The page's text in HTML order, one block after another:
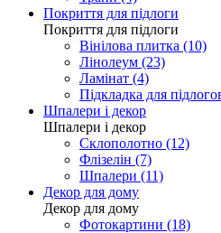
Покриття для підлоги
Покриття для підлоги
Вінілова плитка (10)
Лінолеум (23)
Ламінат (4)
Підкладка для
Шпалери і декор
Шпалери і декор
Склополотно (12)
Флізелін (7)
Шпалери (11)
Декор для дому
Декор для дому
Фотокартини (18)